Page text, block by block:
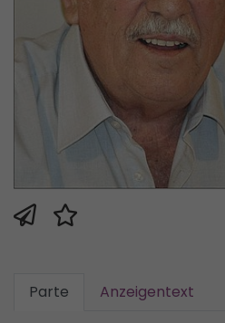
Parte Anzeigentext